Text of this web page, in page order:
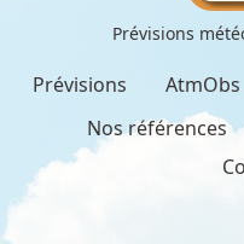
Prévisions
Prévisions AtmObs
Nos références